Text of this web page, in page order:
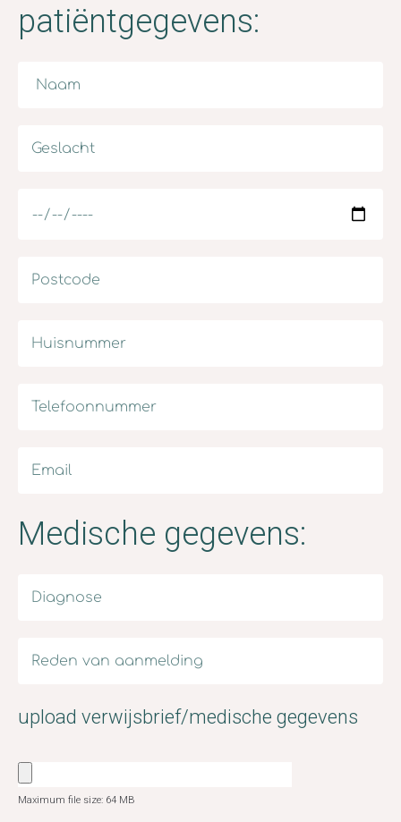
patiëntgegevens:
Medische gegevens:
upload verwijsbrief/medische gegevens
Maximum file size: 64 MB